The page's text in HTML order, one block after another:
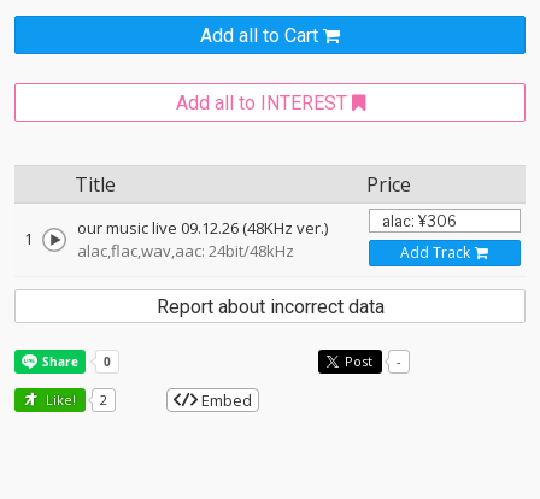
Add all to Cart
Add all to INTEREST
Title Price
1
our music live 09.12.26 (48KHz ver.)
alac,flac,wav,aac: 24bit/48kHz
Add Track
Report about incorrect data
Post -
Like! 2 Embed